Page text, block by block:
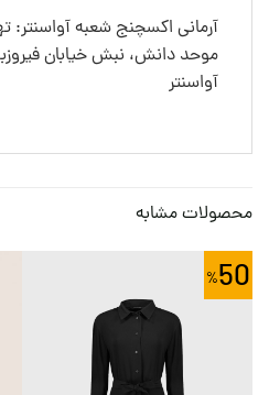
آرمانی اکسچنج شعبه آواسنتر:
موحد دانش، نبش خیابان
آواسنتر
محصولات مشابه
50